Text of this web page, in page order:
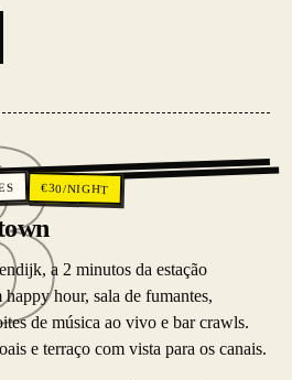
€30/NIGHT
a 2 minutos da estação
hour, sala de fumantes,
de música ao vivo e bar crawls.
e terraço com vista para os canais.